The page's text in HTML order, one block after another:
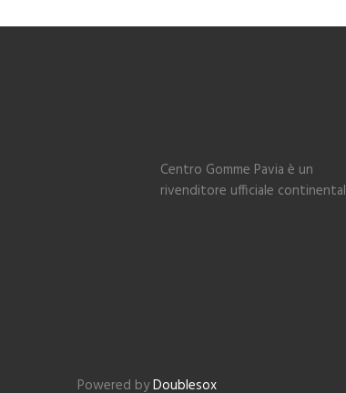
Centro Gomme Pavia è un
rivenditore ufficiale continental
Powered byDoublesox